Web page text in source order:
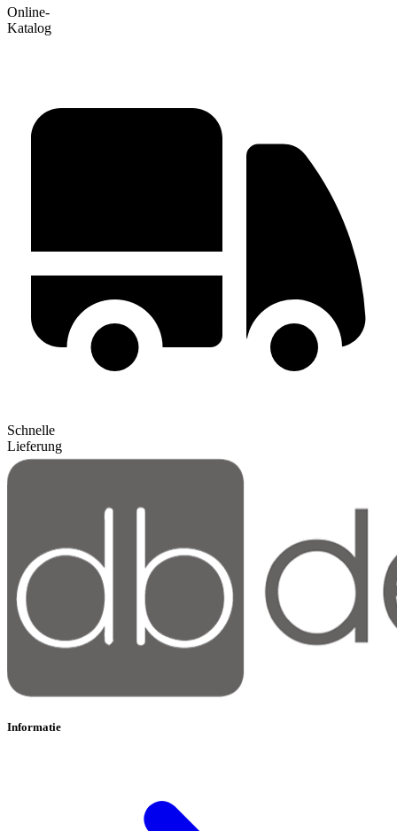
Online-
Katalog
Schnelle
Lieferung
Informatie